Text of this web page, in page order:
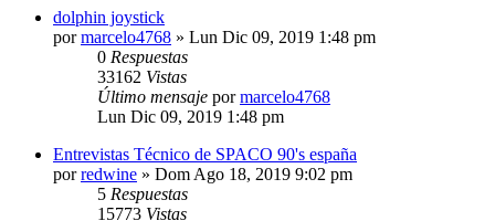
dolphin joystick
pormarcelo4768 » Lun Dic 09, 2019 1:48 pm
0 Respuestas
33162 Vistas
Último mensaje pormarcelo4768
Lun Dic 09, 2019 1:48 pm
Entrevistas Técnico de SPACO 90's españa
porredwine » Dom Ago 18, 2019 9:02 pm
5 Respuestas
15773 Vistas